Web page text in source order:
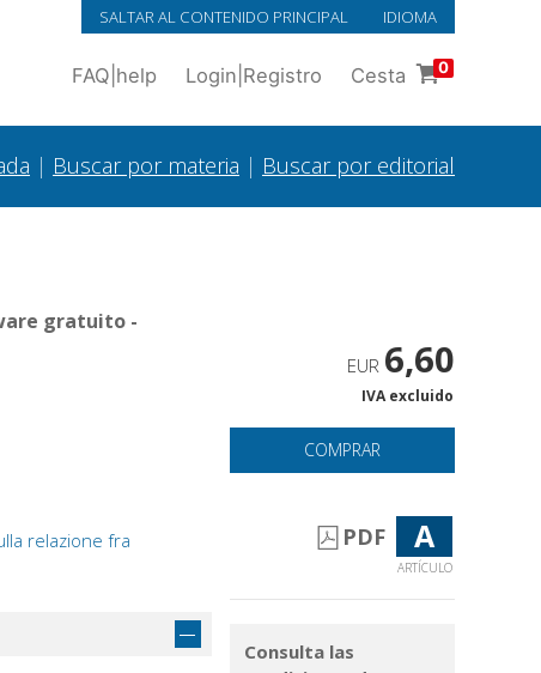
SALTAR AL CONTENIDO PRINCIPAL IDIOMA
FAQ help Login Registro Cesta 0
| Buscar por materia | Buscar por editorial
gratuito -
relazione fra
EUR 6,60
IVA excluido
COMPRAR
PDF A
ARTÍCULO
Consulta las